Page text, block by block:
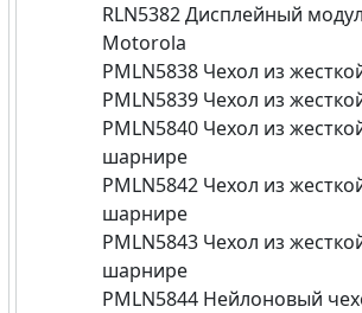
RLN5382 Дисплейный
Motorola
PMLN5838 Чехол из
PMLN5839 Чехол из
PMLN5840 Чехол из
шарнире
PMLN5842 Чехол из
шарнире
PMLN5843 Чехол из
шарнире
PMLN5844 Нейлоновый